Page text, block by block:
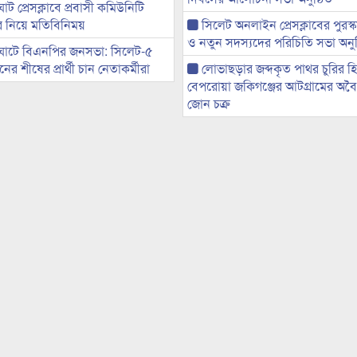
প্রেসক্লাবে প্রবাসী কমিউনিটি
নিয়ে মতিবিনিময়
বিএনপির জনসভা: সিলেট-৫
শীষের প্রার্থী চান নেতাকর্মীরা
সিলেট অনলাইন প্রেসক্লাবের
ও নতুন সদস্যদের পরিচিতি সভা
লোভাছড়ার জব্দকৃত পাথর চুরির
বেপরোয়া জকিগঞ্জের আটগ্রামের
জোন চক্র